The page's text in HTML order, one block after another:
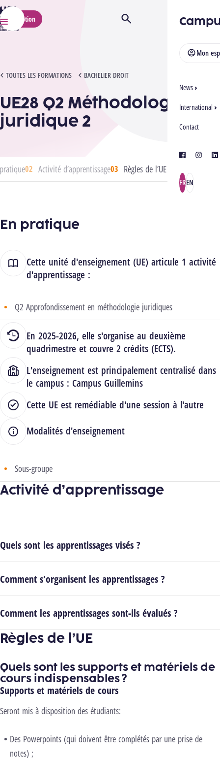
HELMo
Menu
Mon
News
International
Contact
facebook
FREN
Inscription Ouvrir/Fermer la recherche
TOUTES LES FORMATIONS BACHELIER DROIT
UE28 Q2 MÉTHODOLOGIE JURIDIQUE 2
UE28 Q2 Méthodologie
juridique 2
Activité d’apprentissage Règles de l’UE
En pratique
Cette unité d'enseignement (UE) articule 1 activité
d'apprentissage :
Q2 Approfondissement en méthodologie juridiques
En 2025-2026, elle s'organise au deuxième
quadrimestre et couvre 2 crédits (ECTS).
L'enseignement est principalement centralisé dans
le campus : Campus Guillemins
Cette UE est remédiable d'une session à l'autre
Modalités d'enseignement
Sous-groupe
Activité d’apprentissage
Quels sont les apprentissages visés ?
Comment s’organisent les apprentissages ?
Comment les apprentissages sont-ils évalués ?
Règles de l’UE
Quels sont les supports et matériels de
cours indispensables ?
Supports et matériels de cours
Seront mis à disposition des étudiants:
Des Powerpoints (qui doivent être complétés par une prise de
notes) ;